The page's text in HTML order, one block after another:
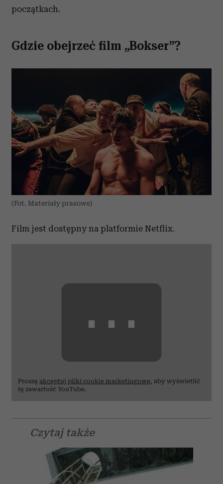
początkach.
Gdzie obejrzeć film „Bokser”?
(Fot. Materiały prasowe)
Film jest dostępny na platformie Netflix.
⋯
Proszę akceptuj pliki cookie marketingowe, aby wyświetlić
tę zawartość YouTube.
Czytaj także